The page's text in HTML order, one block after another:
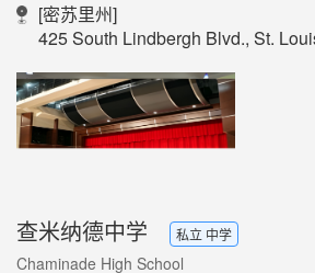
[密苏里州]
425 South Lindbergh Blvd., St. Louis,
查米纳德中学 私立 中学
Chaminade High School